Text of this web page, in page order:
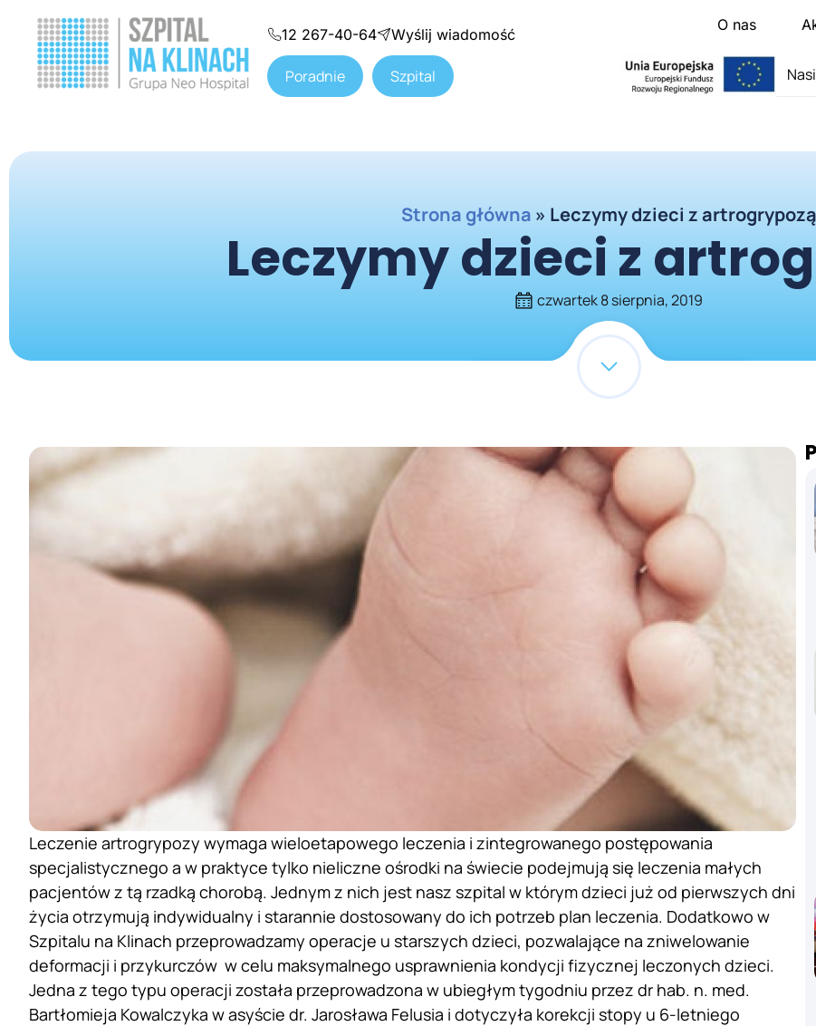
12 267-40-64 Wyślij wiadomość
Poradnie Szpital
O nas
Strona główna » Leczymy dzieci z artrogrypozą
Leczymy dzieci z
czwartek 8 sierpnia, 2019
Leczenie artrogrypozy wymaga wieloetapowego leczenia i zintegrowanego postępowania
specjalistycznego a w praktyce tylko nieliczne ośrodki na świecie podejmują się leczenia małych
pacjentów z tą rzadką chorobą. Jednym z nich jest nasz szpital w którym dzieci już od pierwszych dni
życia otrzymują indywidualny i starannie dostosowany do ich potrzeb plan leczenia. Dodatkowo w
Szpitalu na Klinach przeprowadzamy operacje u starszych dzieci, pozwalające na zniwelowanie
deformacji i przykurczów w celu maksymalnego usprawnienia kondycji fizycznej leczonych dzieci.
Jedna z tego typu operacji została przeprowadzona w ubiegłym tygodniu przez dr hab. n. med.
Bartłomieja Kowalczyka w asyście dr. Jarosława Felusia i dotyczyła korekcji stopy u 6-letniego